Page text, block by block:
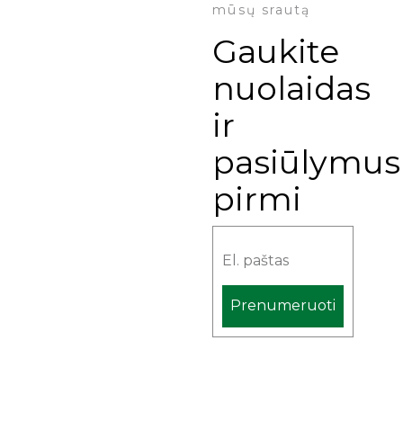
mūsų srautą
Gaukite
nuolaidas
ir
pasiūlymus
pirmi
Prenumeruoti
Alternative: